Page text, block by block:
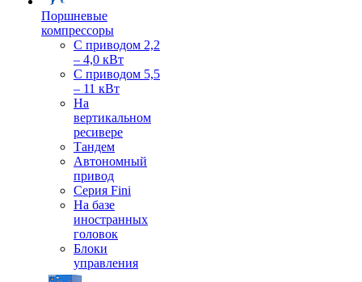
Поршневые
компрессоры
С приводом 2,2
– 4,0 кВт
С приводом 5,5
– 11 кВт
На
вертикальном
ресивере
Тандем
Автономный
привод
Серия Fini
На базе
иностранных
головок
Блоки
управления